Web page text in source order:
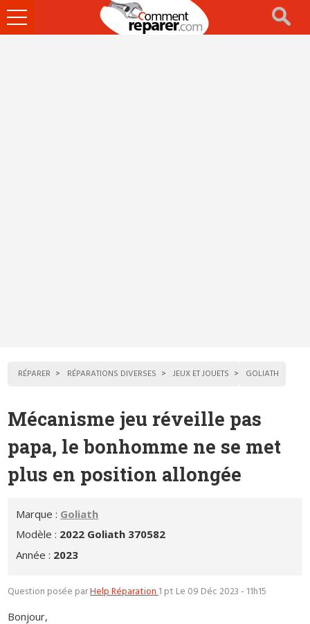
Ouvrir
le
RÉPARER RÉPARATIONS DIVERSES JEUX ET JOUETS GOLIATH
Mécanisme jeu réveille pas
papa, le bonhomme ne se met
plus en position allongée
Marque : Goliath
Modèle : 2022 Goliath 370582
Année : 2023
Question posée parHelp Réparation1 pt Le 09 Déc 2023 - 11h15
Bonjour,